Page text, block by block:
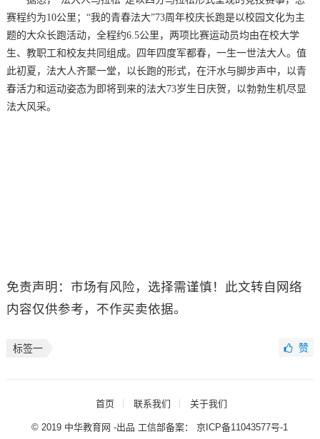
赛程约为10公里；“我的青春法大”73周年校庆长跑是以校园文化为主
题的大众长跑活动，全程约6.5公里，两项比赛运动员均由在校大学
生、教职工和校友共同组成。四年四度军都春，一生一世法大人。值
此初夏，法大人齐聚一堂，以长跑的形式，在汗水与脚步声中，以青
春活力和运动姿态为即将到来的法大73岁生日庆贺，以勃勃生机尽显
法大风采。
免责声明：市场有风险，选择需谨慎！此文转自网络
内容仅供参考，不作买卖依据。
标签一 赞
首页 联系我们 关于我们
© 2019 中华教育网 -出品 工信部备案：京ICP备11043577号-1